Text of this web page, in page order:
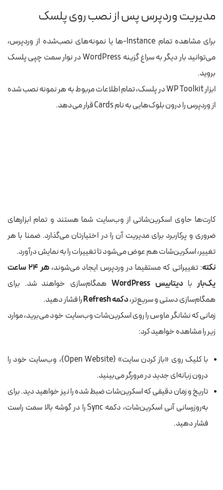
مدیریت وردپرس پس از نصب روی پلسک
برای مشاهده تمام Instance-ها یا نمونه‌های نصب‌شده از وردپرس،
می‌توانید بار دیگر به سراغ گزینه WordPress در نوار سمت چپی پلسک
بروید.
ابزار WP Toolkit در پلسک، تمام اطلاعات مربوط به هر نمونه نصب شده
از وردپرس را درون بلوک‌هایی به نام Cards قرار می‌دهد.
کارت‌ها حاوی اسکرین‌شاتی از وب‌سایت شما هستند و تمام ابزارهای
ضروری و پرکاربرد برای مدیریت آن را در اختیارتان می‌گذارد. ضمنا با هر
تغییر، اسکرین‌شات هم عوض می‌شود تا تغییرات را به نمایش درآورد.
نکته: تغییراتی که مستقیما در وردپرس ایجاد می‌شوند،
هر ۲۴ ساعت
یک‌باربادیتابیس WordPress
همگام‌سازی خواهند شد. برای
همگام‌سازی دستی و سریع‌تر،دکمه Refresh
را فشار دهید.
زمانی که نشانگر ماوس را روی اسکرین‌شات وب‌سایت خود می‌برید، موارد
زیر را مشاهده خواهید کرد:
با کلیک روی «باز کردن سایت» (Open Website)، وب‌سایت خود را
درون زبانه‌ای جدید در مرورگر می‌بینید.
تاریخ و زمان دقیقی که اسکرین‌شات ضبط شده را نیز خواهید دید. برای
به‌روزرسانی آنی اسکرین‌شات، دکمه Sync را در گوشه بالا سمت راست
فشار دهید.